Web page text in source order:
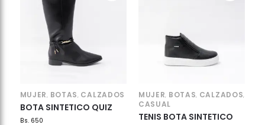
MUJER, BOTAS, CALZADOS
BOTA SINTETICO QUIZ
Bs.650
MUJER, BOTAS, CALZADOS,
CASUAL
TENIS BOTA SINTETICO